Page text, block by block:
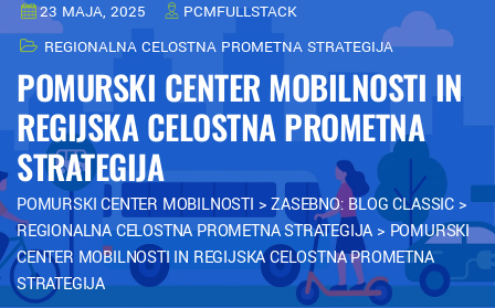
23 MAJA, 2025
PCMFULLSTACK
REGIONALNA CELOSTNA PROMETNA STRATEGIJA
POMURSKI CENTER MOBILNOSTI IN
REGIJSKA CELOSTNA PROMETNA
STRATEGIJA
POMURSKI CENTER MOBILNOSTI >ZASEBNO: BLOG CLASSIC >
REGIONALNA CELOSTNA PROMETNA STRATEGIJA > POMURSKI
CENTER MOBILNOSTI IN REGIJSKA CELOSTNA PROMETNA
STRATEGIJA